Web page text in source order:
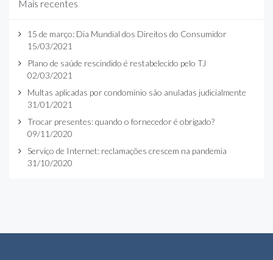
Mais recentes
15 de março: Dia Mundial dos Direitos do Consumidor
15/03/2021
Plano de saúde rescindido é restabelecido pelo TJ
02/03/2021
Multas aplicadas por condomínio são anuladas judicialmente
31/01/2021
Trocar presentes: quando o fornecedor é obrigado?
09/11/2020
Serviço de Internet: reclamações crescem na pandemia
31/10/2020